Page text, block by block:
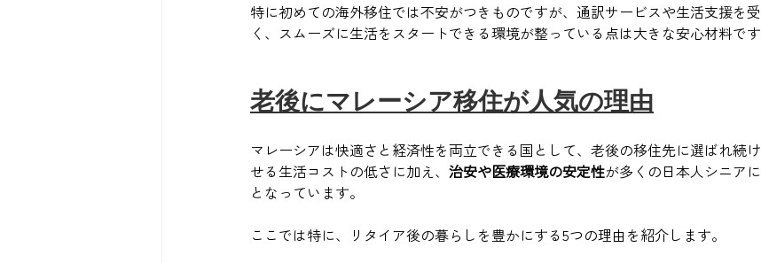
特に初めての海外移住では不安がつきものですが、通訳サービスや生活支援を
く、スムーズに生活をスタートできる環境が整っている点は大きな安心材料です
老後にマレーシア移住が人気の理由
マレーシアは快適さと経済性を両立できる国として、老後の移住先に選ばれ続
せる生活コストの低さに加え、 治安や医療環境の安定性が多くの日本人シニア
となっています。
ここでは特に、リタイア後の暮らしを豊かにする5つの理由を紹介します。